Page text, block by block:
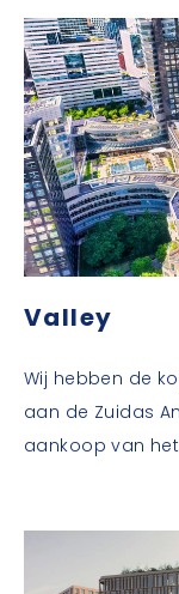
Valley
Wij hebben de
aan de Zuidas
aankoop van